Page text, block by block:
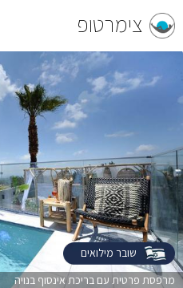
צימרטופ
מרפסת פרטית עם בריכת אינסוף בנויה
שובר מילואים